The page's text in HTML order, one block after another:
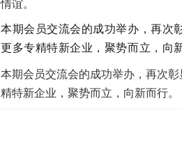
本期会员交流会的成功举办，再次
更多专精特新企业，聚势而立，向
本期会员交流会的成功举办，再次
精特新企业，聚势而立，向新而行。